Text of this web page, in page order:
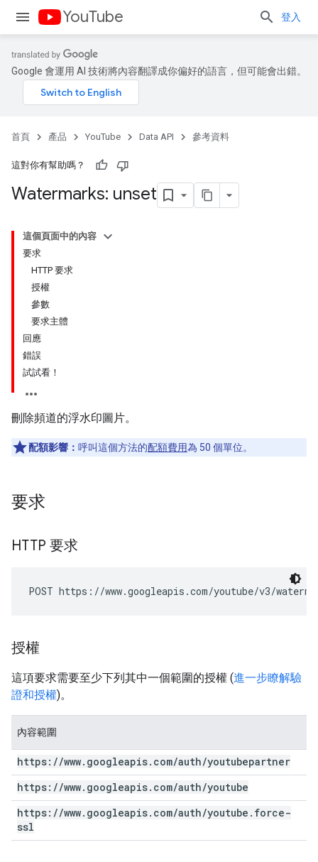
YouTube 登入
Google 會運用 AI 技術將內容翻譯成你偏好的語言，但可能會出錯。
首頁 產品 YouTube Data API 參考資料
這對你有幫助嗎？
Watermarks: unset
這個頁面中的內容
要求
HTTP 要求
授權
參數
要求主體
回應
錯誤
試試看！
刪除頻道的浮水印圖片。
配額影響： 呼叫這個方法的配額費用為 50 個單位。
要求
HTTP 要求
POST https://www.googleapis.com/youtube/v3/
授權
這項要求需要至少下列其中一個範圍的授權 (進一步瞭解驗
證和授權)。
內容範圍
https: //www. googleapis. com/auth/youtubepartner
https: //www. googleapis. com/auth/youtube
https: //www. googleapis. com/auth/youtube . force-
ssl